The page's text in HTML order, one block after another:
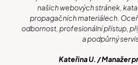
našich webových stránek,
propagačních materiálech.
odbornost, profesionální přístup,
a podpůrný
Kateřina U. / Manažer